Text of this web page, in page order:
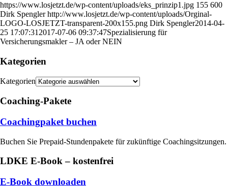
https://www.losjetzt.de/wp-content/uploads/eks_prinzip1.jpg 155 600
Dirk Spengler http://www.losjetzt.de/wp-content/uploads/Orginal-
LOGO-LOSJETZT-transparent-200x155.png Dirk Spengler2014-04-
25 17:07:31 2017-07-06 09:37:47Spezialisierung für
Versicherungsmakler – JA oder NEIN
Kategorien
Kategorien
Coaching-Pakete
Coachingpaket buchen
Buchen Sie Prepaid-Stundenpakete für zukünftige Coachingsitzungen.
LDKE E-Book – kostenfrei
E-Book downloaden